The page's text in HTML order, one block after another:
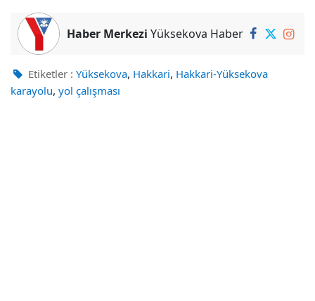
Haber Merkezi Yüksekova Haber
Etiketler : Yüksekova, Hakkari, Hakkari-Yüksekova
karayolu, yol çalışması